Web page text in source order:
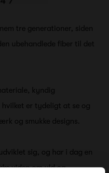
tre generationer, siden
ubehandlede fiber til det
ky ndig
er tydeligt at se og
og smukke designs.
sig, og har i dag en
viden om uld og